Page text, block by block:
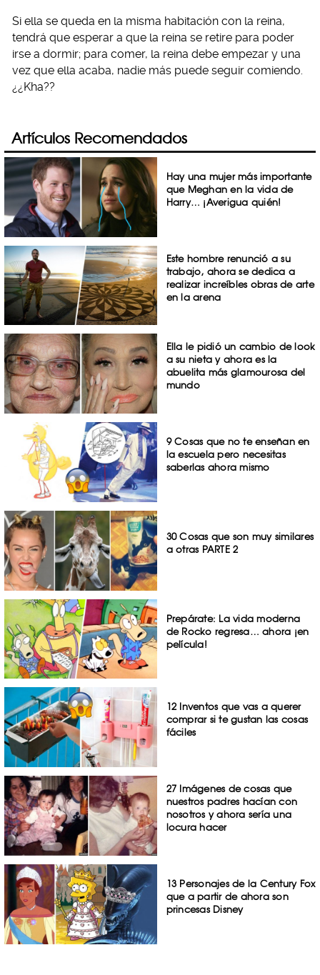
Si ella se queda en la misma habitación con la reina,
tendrá que esperar a que la reina se retire para poder
irse a dormir; para comer, la reina debe empezar y una
vez que ella acaba, nadie más puede seguir comiendo.
¿¿Kha??
Artículos Recomendados
Hay una mujer más importante
que Meghan en la vida de
Harry… ¡Averigua quién!
Este hombre renunció a su
trabajo, ahora se dedica a
realizar increíbles obras de arte
en la arena
Ella le pidió un cambio de look
a su nieta y ahora es la
abuelita más glamourosa del
mundo
9 Cosas que no te enseñan en
la escuela pero necesitas
saberlas ahora mismo
30 Cosas que son muy similares
a otras PARTE 2
Prepárate: La vida moderna
de Rocko regresa… ahora ¡en
película!
12 Inventos que vas a querer
comprar si te gustan las cosas
fáciles
27 Imágenes de cosas que
nuestros padres hacían con
nosotros y ahora sería una
locura hacer
13 Personajes de la Century Fox
que a partir de ahora son
princesas Disney